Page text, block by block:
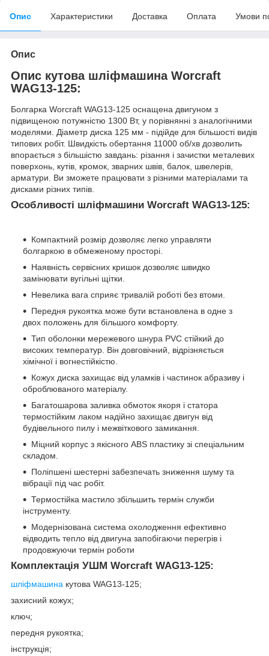
Опис Характеристики Доставка Оплата Умови
Опис
Опис кутова шліфмашина Worcraft
WAG13-125:
Болгарка Worcraft WAG13-125 оснащена двигуном з
підвищеною потужністю 1300 Вт, у порівнянні з аналогічними
моделями. Діаметр диска 125 мм - підійде для більшості видів
типових робіт. Швидкість обертання 11000 об/хв дозволить
впорається з більшістю завдань: різання і зачистки металевих
поверхонь, кутів, кромок, зварних швів, балок, швелерів,
арматури. Ви зможете працювати з різними матеріалами та
дисками різних типів.
Особливості шліфмашини Worcraft WAG13-125:
Компактний розмір дозволяє легко управляти
болгаркою в обмеженому просторі.
Наявність сервісних кришок дозволяє швидко
замінювати вугільні щітки.
Невелика вага сприяє тривалій роботі без втоми.
Передня рукоятка може бути встановлена в одне з
двох положень для більшого комфорту.
Тип оболонки мережевого шнура PVC стійкий до
високих температур. Він довговічний, відрізняється
хімічної і вогнестійкістю.
Кожух диска захищає від уламків і частинок абразиву і
оброблюваного матеріалу.
Багатошарова заливка обмоток якоря і статора
термостійким лаком надійно захищає двигун від
будівельного пилу і межвіткового замикання.
Міцний корпус з якісного ABS пластику зі спеціальним
складом.
Поліпшені шестерні забезпечать зниження шуму та
вібрації під час робіт.
Термостійка мастило збільшить термін служби
інструменту.
Модернізована система охолодження ефективно
відводить тепло від двигуна запобігаючи перегрів і
продовжуючи термін роботи
Комплектація УШМ Worcraft WAG13-125:
шліфмашина кутова WAG13-125;
захисний кожух;
ключ;
передня рукоятка;
інструкція;